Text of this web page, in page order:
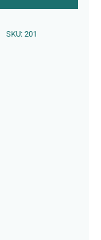
SKU: 201